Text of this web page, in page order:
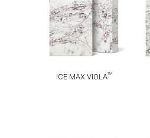
ICE MAX VIOLATM